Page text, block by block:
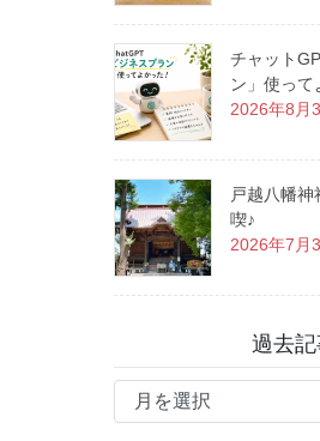
チャット
ン」使って
2026年8月
戸越八幡
喫♪
2026年7月
過去
過